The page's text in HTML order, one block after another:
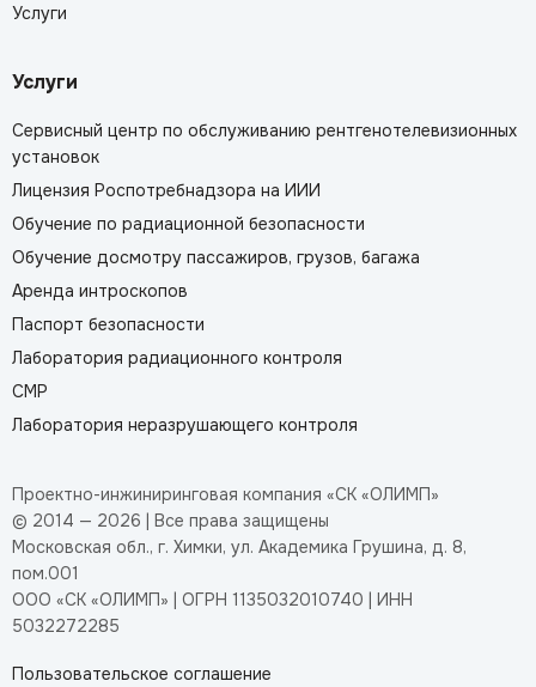
Услуги
Услуги
Сервисный центр по обслуживанию рентгенотелевизионных
установок
Лицензия Роспотребнадзора на ИИИ
Обучение по радиационной безопасности
Обучение досмотру пассажиров, грузов, багажа
Аренда интроскопов
Паспорт безопасности
Лаборатория радиационного контроля
СМР
Лаборатория неразрушающего контроля
Проектно-инжиниринговая компания «СК «ОЛИМП»
© 2014 — 2026 | Все права защищены
Московская обл., г. Химки, ул. Академика Грушина, д. 8,
пом.001
ООО «СК «ОЛИМП» | ОГРН 1135032010740 | ИНН
5032272285
Пользовательское соглашение